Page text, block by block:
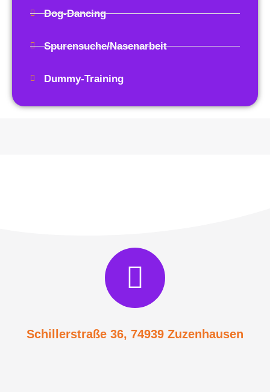
Dog-Dancing
Spurensuche/Nasenarbeit
Dummy-Training
Schillerstraße 36, 74939 Zuzenhausen